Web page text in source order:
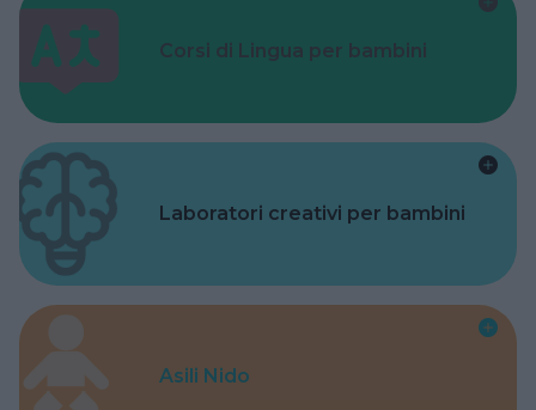
Corsi di Lingua per bambini
Laboratori creativi per bambini
Asili Nido